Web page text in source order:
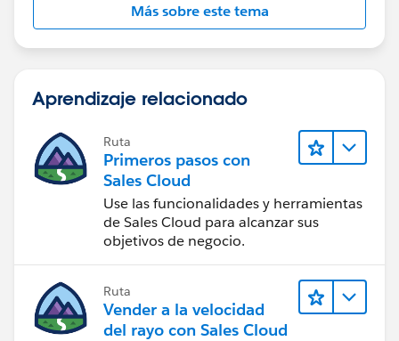
Más sobre este tema
Aprendizaje relacionado
Ruta
Primeros pasos con
Sales Cloud
Use las funcionalidades y herramientas
de Sales Cloud para alcanzar sus
objetivos de negocio.
Ruta
Vender a la velocidad
del rayo con Sales Cloud